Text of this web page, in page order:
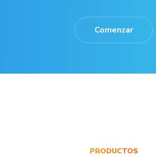
Comenzar
PRODUCTOS